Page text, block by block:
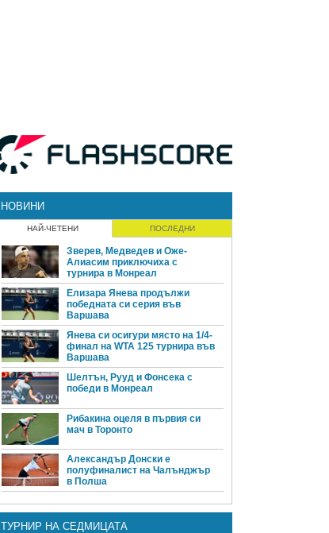
НОВИНИ
НАЙ-ЧЕТЕНИ ПОСЛЕДНИ
Зверев, Медведев и Оже-
Алиасим приключиха с
турнира в Монреал
Елизара Янева продължи
победната си серия във
Варшава
Янева си осигури място на 1/4-
финал на WTA 125 турнира във
Варшава
Шелтън, Рууд и Фонсека с
победи в Монреал
Рибакина оцеля в първия си
мач в Торонто
Александър Донски е
полуфиналист на Чалънджър
в Полша
ТУРНИР НА СЕДМИЦАТА